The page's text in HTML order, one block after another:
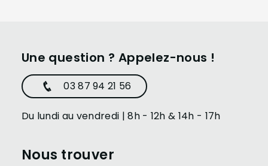
Une question ? Appelez-nous !
03 87 94 21 56
Du lundi au vendredi | 8h - 12h & 14h - 17h
Nous trouver